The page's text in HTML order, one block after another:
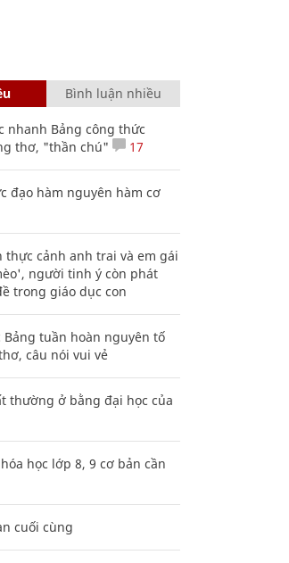
Bình luận nhiều
nhanh Bảng công thức
thơ, "thần chú"
17
đạo hàm nguyên hàm cơ
thực cảnh anh trai và em gái
người tinh ý còn phát
trong giáo dục con
Bảng tuần hoàn nguyên tố
câu nói vui vẻ
thường ở bằng đại học của
học lớp 8, 9 cơ bản cần
cuối cùng